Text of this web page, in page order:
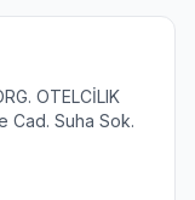
OTELCİLIK
Cad. Suha Sok.